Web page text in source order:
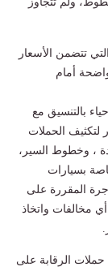
تتضمن الأسعار
أمام
بالتنسيق مع
لتكثيف الحملات
، وخطوط السير،
بسيارات
المقررة على
مخالفات واتخاذ
حملات الرقابة على